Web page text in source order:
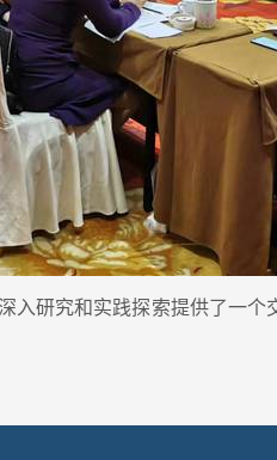
研究和实践探索提供了一个